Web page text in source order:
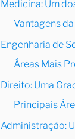
Medicina: Um
Vantagens
Engenharia de
Áreas Mais
Direito: Uma
Principais
Administração: